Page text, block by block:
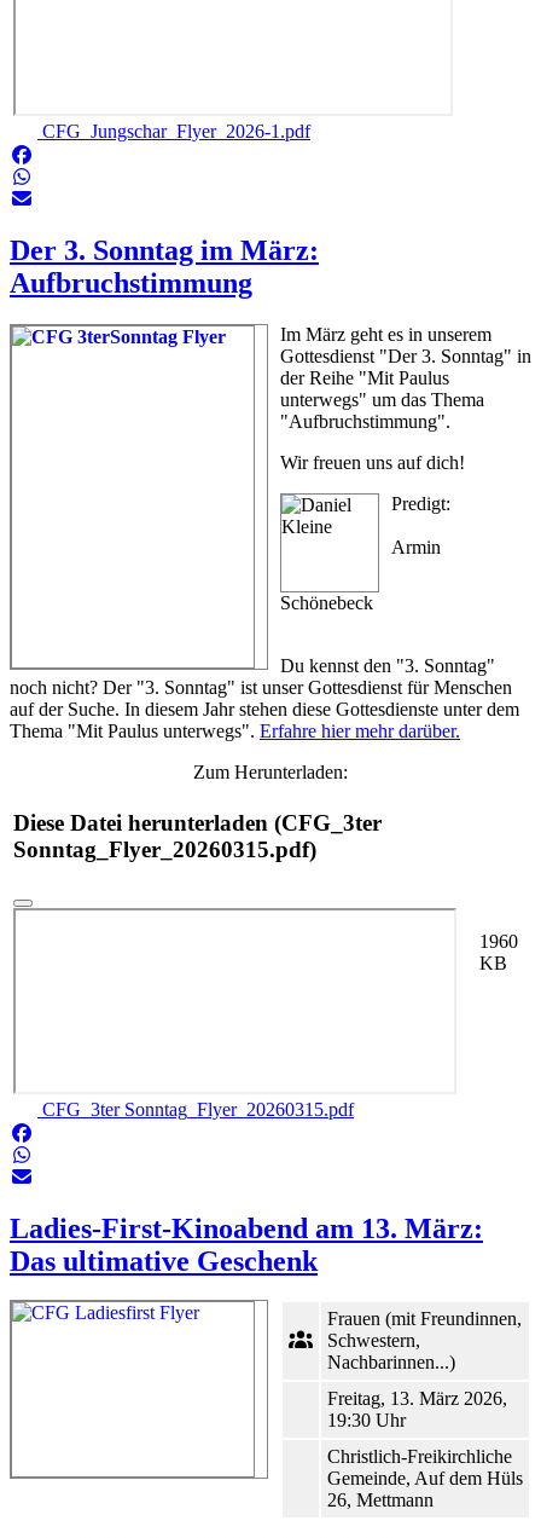
CFG_Jungschar_Flyer_2026-1.pdf
Der 3. Sonntag im März:
Aufbruchstimmung
Im März geht es in unserem
Gottesdienst "Der 3. Sonntag" in
der Reihe "Mit Paulus
unterwegs" um das Thema
"Aufbruchstimmung".
Wir freuen uns auf dich!
Predigt:
Armin
Schönebeck
Du kennst den "3. Sonntag"
noch nicht? Der "3. Sonntag" ist unser Gottesdienst für Menschen
auf der Suche. In diesem Jahr stehen diese Gottesdienste unter dem
Thema "Mit Paulus unterwegs". Erfahre hier mehr darüber.
Zum Herunterladen:
Diese Datei herunterladen (CFG_3ter
Sonntag_Flyer_20260315.pdf)
CFG_3ter Sonntag_Flyer_20260315.pdf
1960
KB
Ladies-First-Kinoabend am 13. März:
Das ultimative Geschenk
Frauen (mit Freundinnen,
Schwestern,
Nachbarinnen...)
Freitag, 13. März 2026,
19:30 Uhr
Christlich-Freikirchliche
Gemeinde, Auf dem Hüls
26, Mettmann